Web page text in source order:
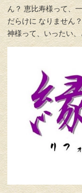
ん？ 恵比寿様って、
だらけに なりません？
神様って、いったい